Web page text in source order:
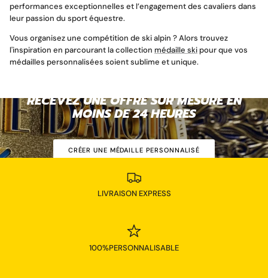
performances exceptionnelles et l’engagement des cavaliers dans
leur passion du sport équestre.
Vous organisez une compétition de ski alpin ? Alors trouvez
l'inspiration en parcourant la collection médaille skipour que vos
médailles personnalisées soient sublime et unique.
RECEVEZ UNE OFFRE SUR MESURE EN
MOINS DE 24 HEURES
CRÉER UNE MÉDAILLE PERSONNALISÉ
LIVRAISON EXPRESS
100%PERSONNALISABLE